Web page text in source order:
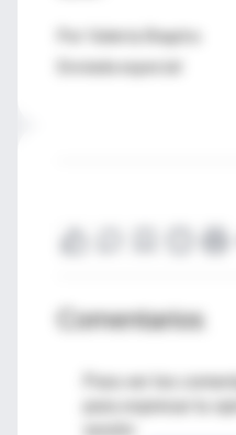
Por Valeria Shapira
Enviada especial
Comentarios
Para ver los